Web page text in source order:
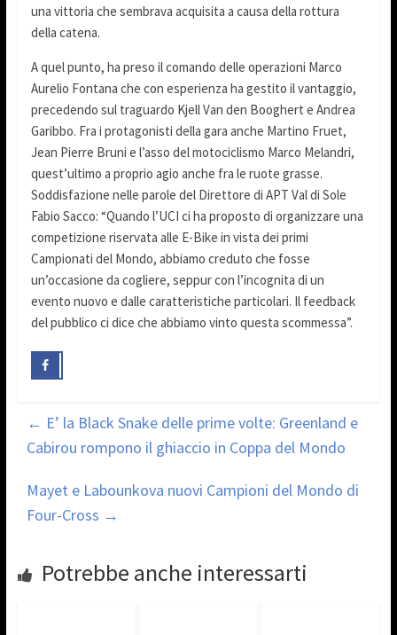
una vittoria che sembrava acquisita a causa della rottura
della catena.
A quel punto, ha preso il comando delle operazioni Marco
Aurelio Fontana che con esperienza ha gestito il vantaggio,
precedendo sul traguardo Kjell Van den Booghert e Andrea
Garibbo. Fra i protagonisti della gara anche Martino Fruet,
Jean Pierre Bruni e l’asso del motociclismo Marco Melandri,
quest’ultimo a proprio agio anche fra le ruote grasse.
Soddisfazione nelle parole del Direttore di APT Val di Sole
Fabio Sacco: “Quando l’UCI ci ha proposto di organizzare una
competizione riservata alle E-Bike in vista dei primi
Campionati del Mondo, abbiamo creduto che fosse
un’occasione da cogliere, seppur con l’incognita di un
evento nuovo e dalle caratteristiche particolari. Il feedback
del pubblico ci dice che abbiamo vinto questa scommessa”.
← E’ la Black Snake delle prime volte: Greenland e
Cabirou rompono il ghiaccio in Coppa del Mondo
Mayet e Labounkova nuovi Campioni del Mondo di
Four-Cross →
Potrebbe anche interessarti